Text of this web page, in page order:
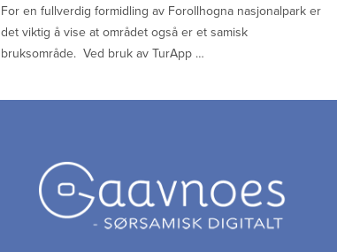
For en fullverdig formidling av Forollhogna nasjonalpark er
det viktig å vise at området også er et samisk
bruksområde. Ved bruk av TurApp …